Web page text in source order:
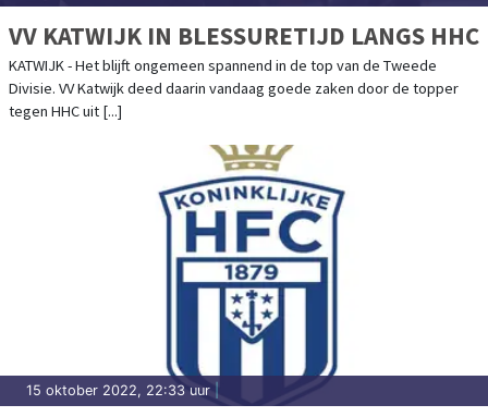
VV KATWIJK IN BLESSURETIJD LANGS HHC
KATWIJK - Het blijft ongemeen spannend in de top van de Tweede
Divisie. VV Katwijk deed daarin vandaag goede zaken door de topper
tegen HHC uit [...]
15 oktober 2022, 22:33 uur